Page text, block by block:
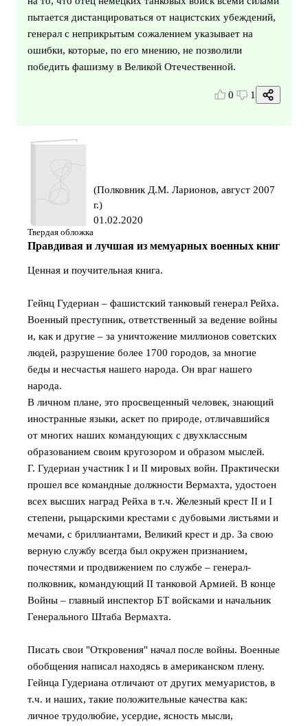
пытается дистанцироваться от нацистских убеждений,
генерал с неприкрытым сожалением указывает на
ошибки, которые, по его мнению, не позволили
победить фашизму в Великой Отечественной.
0 1
Твердая обложка
(Полковник Д.М. Ларионов, август 2007
г.)
01.02.2020
Правдивая и лучшая из мемуарных военных книг
Ценная и поучительная книга.
Гейнц Гудериан – фашистский танковый генерал Рейха.
Военный преступник, ответственный за ведение войны
и, как и другие – за уничтожение миллионов советских
людей, разрушение более 1700 городов, за многие
беды и несчастья нашего народа. Он враг нашего
народа.
В личном плане, это просвещенный человек, знающий
иностранные языки, аскет по природе, отличавшийся
от многих наших командующих с двухклассным
образованием своим кругозором и образом мыслей.
Г. Гудериан участник I и II мировых войн. Практически
прошел все командные должности Вермахта, удостоен
всех высших наград Рейха в т.ч. Железный крест II и I
степени, рыцарскими крестами с дубовыми листьями и
мечами, с бриллиантами, Великий крест и др. За свою
верную службу всегда был окружен признанием,
почестями и продвижением по службе – генерал-
полковник, командующий II танковой Армией. В конце
Войны – главный инспектор БТ войсками и начальник
Генерального Штаба Вермахта.
Писать свои "Откровения" начал после войны. Военные
обобщения написал находясь в американском плену.
Гейнца Гудериана отличают от других мемуаристов, в
т.ч. и наших, такие положительные качества как:
личное трудолюбие, усердие, ясность мысли,